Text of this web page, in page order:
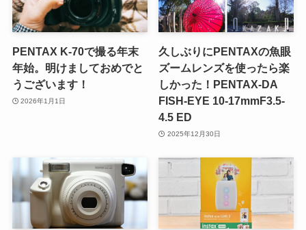
PENTAX K-70で撮る年末
年始。明けましておめでと
うございます！
2026年1月1日
久しぶりにPENTAXの魚眼
ズームレンズを使ったら楽
しかった！PENTAX-DA
FISH-EYE 10-17mmF3.5-
4.5 ED
2025年12月30日